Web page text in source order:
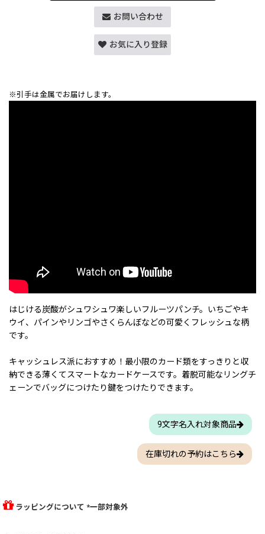
お問い合わせ
お気に入り登録
※引手は金属でお届けします。
はじける炭酸がシュワシュワ楽しいフルーツパンチ。いちごやキ
ウイ、パインやリンゴやさくらんぼなどの可愛くフレッシュな柄
です。
キャッシュレス派におすすめ！最小限のカード類をすっきりと収
納できる薄くてスマートなカードケースです。着脱可能なリングチ
ェーンでバッグにつけたり鍵をつけたりできます。
9文字名入れ対象商品
在庫切れの予約はこちら
ラッピングについて *一部対象外